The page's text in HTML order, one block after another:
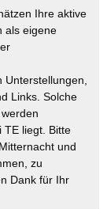
Ihre aktive
als eigene
Unterstellungen,
Links. Solche
TE liegt. Bitte
und
zu
Dank für Ihr